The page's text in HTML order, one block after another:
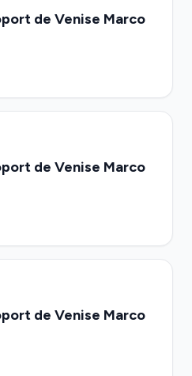
de Venise Marco
de Venise Marco
de Venise Marco